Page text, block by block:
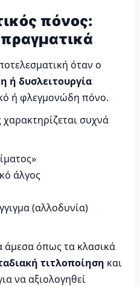
πόνος:
όταν ο
ή δυσλειτουργία
ή φλεγμονώδη πόνο.
συχνά
άλγος
(αλλοδυνία)
άμεσα όπως τα κλασικά
τιτλοποίηση και
να αξιολογηθεί